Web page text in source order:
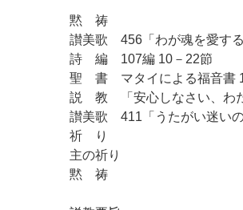
黙 祷
讃美歌 456「わが魂を愛する
詩 編 107編 10－22節
聖 書 マタイによる福音書
説 教 「安心しなさい、わた
讃美歌 411「うたがい迷いの
祈 り
主の祈り
黙 祷